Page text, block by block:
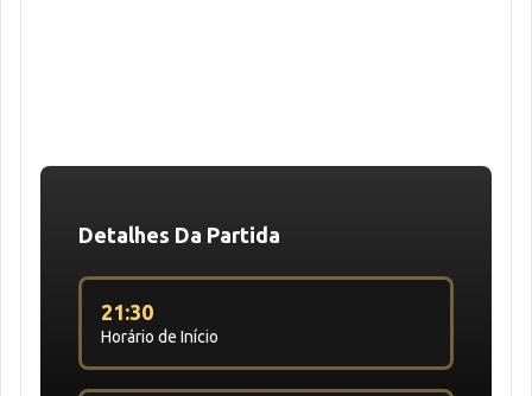
Detalhes Da Partida
Horário de Início
21:30